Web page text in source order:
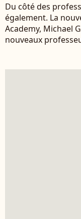
Du côté des
également. La
Academy, Michael
nouveaux